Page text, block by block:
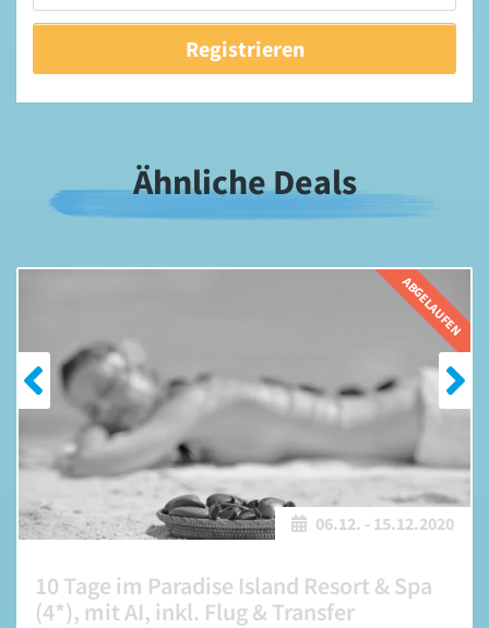
Ähnliche Deals
ABGELAUFEN
06.12. - 15.12.2020
10 Tage im Paradise Island Resort & Spa
(4*), mit AI, inkl. Flug & Transfer